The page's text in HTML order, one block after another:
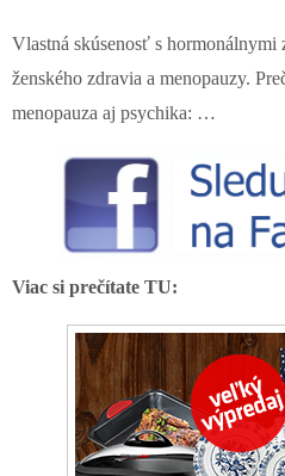
Vlastná skúsenosť s
ženského zdravia a menopauzy.
menopauza aj psychika: …
Viac si prečítate TU: